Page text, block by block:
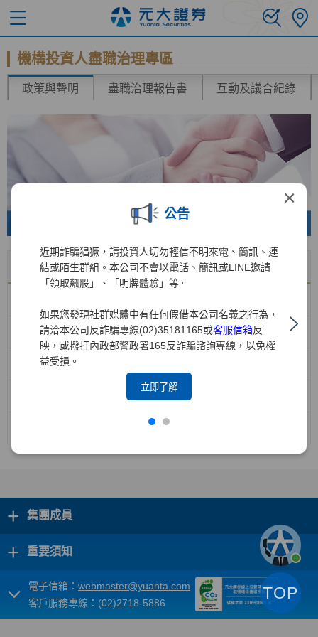
×
公告
近期詐騙猖獗，請投資人切勿輕信不明來電、簡訊、連
結或陌生群組。本公司不會以電話、簡訊或LINE邀請
「領取飆股」、「明牌體驗」等。
如果您發現社群媒體中有任何假借本公司名義之行為，
請洽本公司反詐騙專線(02)35181165或客服信箱反
映，或撥打內政部警政署165反詐騙諮詢專線，以免權
益受損。
立即了解
機構投資人盡職治理專區
政策與聲明 盡職治理報告書 互動及議合紀錄
下載
機構投資人盡職治理政策
防範利益衝突管理政策
機構投資人盡職治理守則遵循聲明(中文版)
機構投資人盡職治理守則遵循聲明(英文版)
+ 集團成員
+ 重要須知
電子信箱： webmaster@yuanta.com
客戶服務專線：(02)2718-5886
TOP